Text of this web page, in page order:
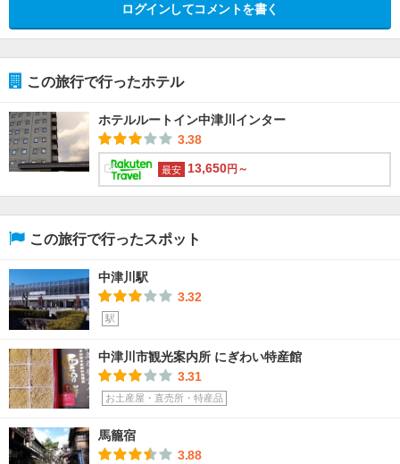
ログインしてコメントを書く
この旅行で行ったホテル
ホテルルートイン中津川インター
3.38
最安 13,650円～
この旅行で行ったスポット
中津川駅
3.32
駅
中津川市観光案内所 にぎわい特産館
3.31
お土産屋・直売所・特産品
馬籠宿
3.88